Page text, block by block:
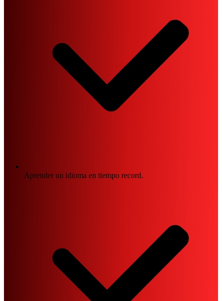
Aprender un idioma en tiempo record.